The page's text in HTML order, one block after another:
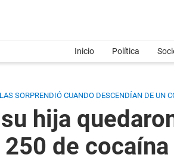
Inicio Política
SORPRENDIÓ CUANDO DESCENDÍAN DE UN
hija
de cocaína